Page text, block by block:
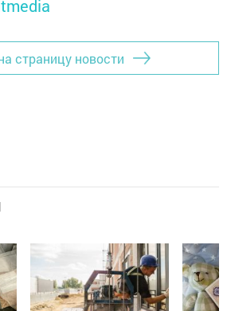
страницу новости